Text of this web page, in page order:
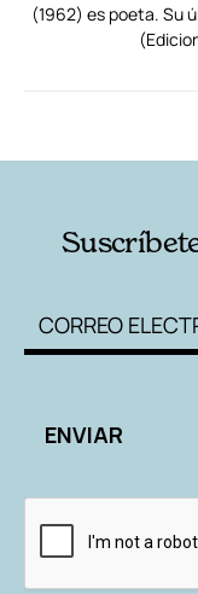
(1962) es poeta. Su